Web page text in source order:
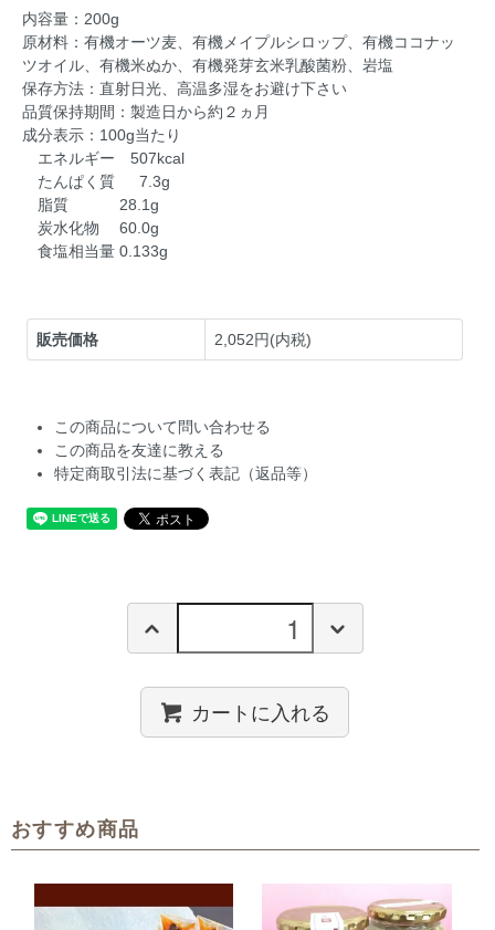
内容量：200g
原材料：有機オーツ麦、有機メイプルシロップ、有機ココナッ
ツオイル、有機米ぬか、有機発芽玄米乳酸菌粉、岩塩
保存方法：直射日光、高温多湿をお避け下さい
品質保持期間：製造日から約２ヵ月
成分表示：100g当たり
エネルギー 507kcal
たんぱく質 7.3g
脂質 28.1g
炭水化物 60.0g
食塩相当量 0.133g
販売価格 2,052円(内税)
この商品について問い合わせる
この商品を友達に教える
特定商取引法に基づく表記（返品等）
カートに入れる
おすすめ商品